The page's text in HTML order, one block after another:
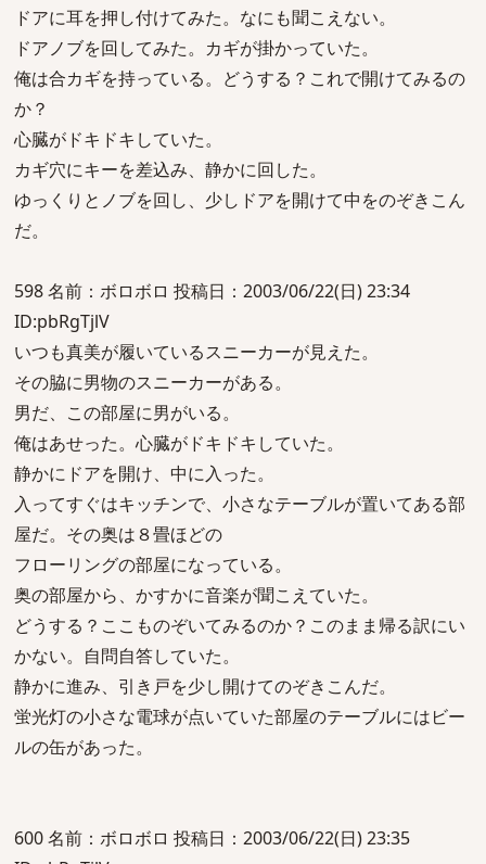
ドアに耳を押し付けてみた。なにも聞こえない。
ドアノブを回してみた。カギが掛かっていた。
俺は合カギを持っている。どうする？これで開けてみるの
か？
心臓がドキドキしていた。
カギ穴にキーを差込み、静かに回した。
ゆっくりとノブを回し、少しドアを開けて中をのぞきこん
だ。
598 名前：ボロボロ 投稿日：2003/06/22(日) 23:34
ID:pbRgTjlV
いつも真美が履いているスニーカーが見えた。
その脇に男物のスニーカーがある。
男だ、この部屋に男がいる。
俺はあせった。心臓がドキドキしていた。
静かにドアを開け、中に入った。
入ってすぐはキッチンで、小さなテーブルが置いてある部
屋だ。その奥は８畳ほどの
フローリングの部屋になっている。
奥の部屋から、かすかに音楽が聞こえていた。
どうする？ここものぞいてみるのか？このまま帰る訳にい
かない。自問自答していた。
静かに進み、引き戸を少し開けてのぞきこんだ。
蛍光灯の小さな電球が点いていた部屋のテーブルにはビー
ルの缶があった。
600 名前：ボロボロ 投稿日：2003/06/22(日) 23:35